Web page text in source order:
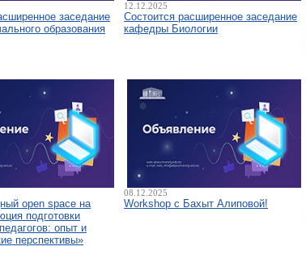
заседание
образования
12.12.2025
Состоится расширенное заседание
кафедры Биологии
open space на
подготовки
опыт и
перспективы»
08.12.2025
Workshop с Бахыт Алиповой!